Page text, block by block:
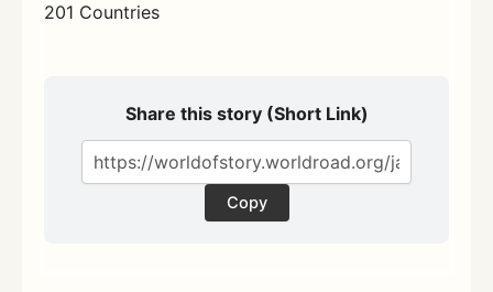
201 Countries
Share this story (Short Link)
Copy